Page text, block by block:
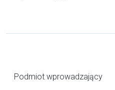
Podmiot wprowadzający